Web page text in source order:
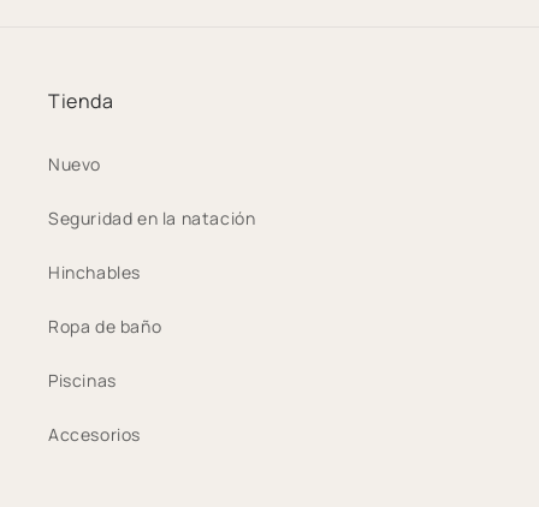
Tienda
Nuevo
Seguridad en la natación
Hinchables
Ropa de baño
Piscinas
Accesorios